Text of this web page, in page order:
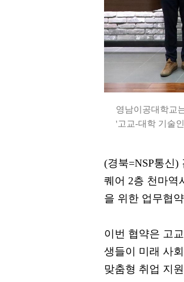
영남이공대학교
'고교-대학 기술
(경북=NSP통신
퀘어 2층 천마역
을 위한 업무협
이번 협약은 고
생들이 미래 사
맞춤형 취업 지